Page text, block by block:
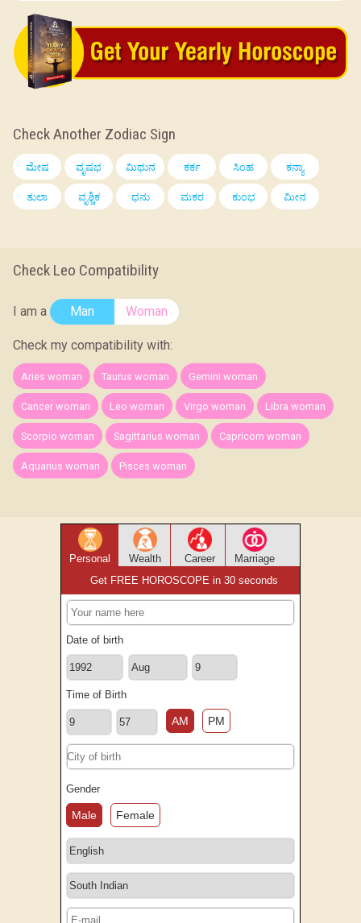
Check Another Zodiac Sign
ಮೇಷ ವೃಷಭ ಮಿಥುನ ಕರ್ಕ ಸಿಂಹ ಕನ್ಯಾ
ತುಲಾ ವೃಶ್ಚಿಕ ಧನು ಮಕರ ಕುಂಭ ಮೀನ
Check Leo Compatibility
I am a Man Woman
Check my compatibility with:
Aries woman Taurus woman Gemini woman
Cancer woman Leo woman Virgo woman Libra woman
Scorpio woman Sagittarius woman Capricorn woman
Aquarius woman Pisces woman
Personal Wealth Career Marriage
Get FREE HOROSCOPE in 30 seconds
Date of birth
Time of Birth
AM PM
Gender
Male Female